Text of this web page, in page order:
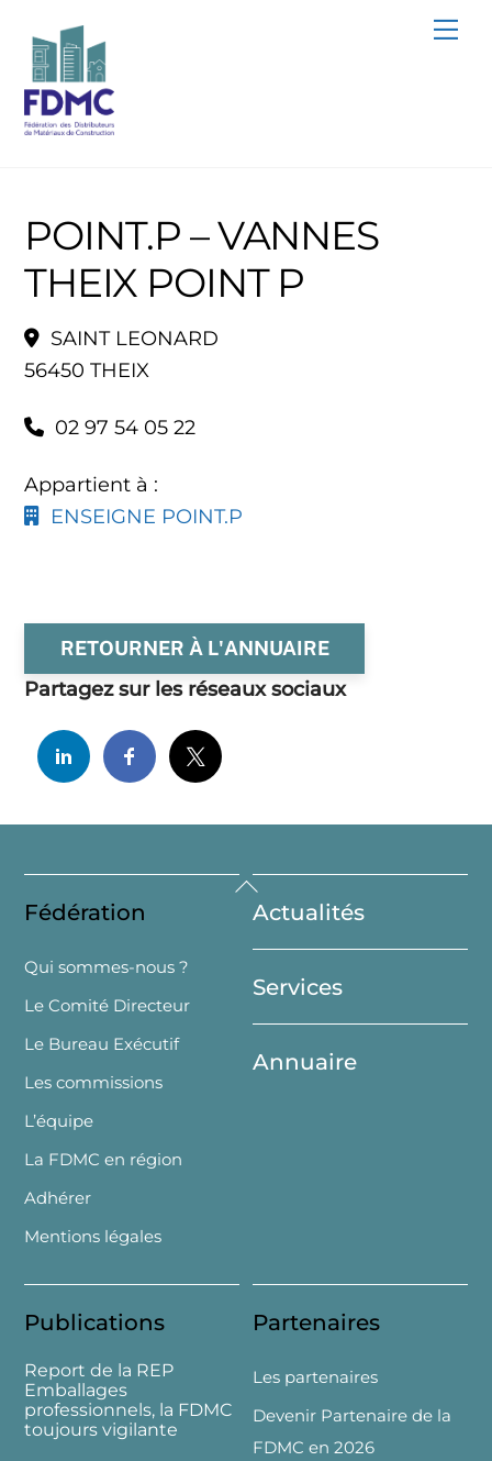
content
POINT.P – VANNES
THEIX POINT P
SAINT LEONARD
56450 THEIX
02 97 54 05 22
Appartient à :
ENSEIGNE POINT.P
RETOURNER À L'ANNUAIRE
Partagez sur les réseaux sociaux
Back
To
Top
Fédération
Qui sommes-nous ?
Le Comité Directeur
Le Bureau Exécutif
Les commissions
L’équipe
La FDMC en région
Adhérer
Mentions légales
Actualités
Services
Annuaire
Publications
Report de la REP
Emballages
professionnels, la FDMC
toujours vigilante
Partenaires
Les partenaires
Devenir Partenaire de la
FDMC en 2026